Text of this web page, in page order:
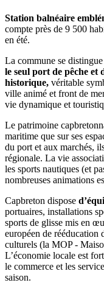
Station balnéaire
compte près de 9 500
en été.
La commune se
le seul port de pêche et
historique, véritable
ville animé et front de
vie dynamique et
Le patrimoine
maritime que sur ses
du port et aux marchés,
régionale. La vie
les sports nautiques (et
nombreuses animations
Capbreton dispose
portuaires, installations
sports de glisse mis en
européen de rééducation
culturels (la MOP -
L’économie locale est
le commerce et les
saison.